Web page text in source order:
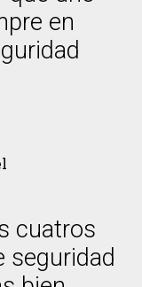
en
cuatros
seguridad